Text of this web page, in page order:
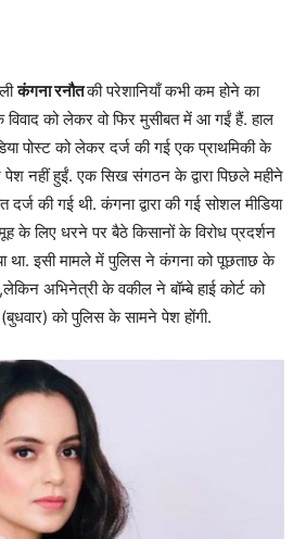
कंगना रनौतकी परेशानियाँ कभी कम होने का
विवाद को लेकर वो फिर मुसीबत में आ गईं हैं. हाल
पोस्ट को लेकर दर्ज की गई एक प्राथमिकी के
नहीं हुईं. एक सिख संगठन के द्वारा पिछले महीने
की गई थी. कंगना द्वारा की गई सोशल मीडिया
के लिए धरने पर बैठे किसानों के विरोध प्रदर्शन
था. इसी मामले में पुलिस ने कंगना को पूछताछ के
अभिनेत्री के वकील ने बॉम्बे हाई कोर्ट को
को पुलिस के सामने पेश होंगी.